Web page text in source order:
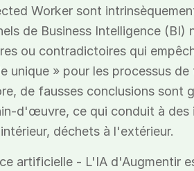
Worker sont
de Business Intelligence
ou contradictoires qui
unique » pour les processus
de fausses conclusions sont
d'œuvre, ce qui conduit à des
déchets à l'extérieur.
artificielle - L'IA d'Augmentir